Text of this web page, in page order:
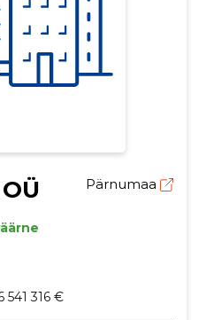
Pärnumaa
541 316 €